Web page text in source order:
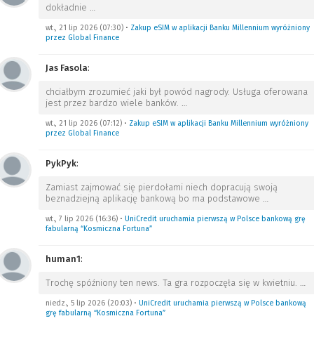
dokładnie …
wt., 21 lip 2026 (07:30) • Zakup eSIM w aplikacji Banku Millennium wyróżniony
przez Global Finance
Jas Fasola:
chciałbym zrozumieć jaki był powód nagrody. Usługa oferowana
jest przez bardzo wiele banków. …
wt., 21 lip 2026 (07:12) • Zakup eSIM w aplikacji Banku Millennium wyróżniony
przez Global Finance
PykPyk:
Zamiast zajmować się pierdołami niech dopracują swoją
beznadziejną aplikację bankową bo ma podstawowe …
wt., 7 lip 2026 (16:36) • UniCredit uruchamia pierwszą w Polsce bankową grę
fabularną “Kosmiczna Fortuna”
human1:
Trochę spóźniony ten news. Ta gra rozpoczęła się w kwietniu. …
niedz., 5 lip 2026 (20:03) • UniCredit uruchamia pierwszą w Polsce bankową
grę fabularną “Kosmiczna Fortuna”